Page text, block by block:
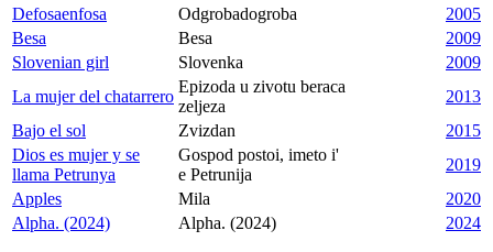
Defosaenfosa
Odgrobadogroba
2005
Besa
Besa
2009
Slovenian girl
Slovenka
2009
La mujer del chatarrero
Epizoda u zivotu beraca
zeljeza
2013
Bajo el sol
Zvizdan
2015
Dios es mujer y se
llama Petrunya
Gospod postoi, imeto i'
e Petrunija
2019
Apples
Mila
2020
Alpha. (2024)
Alpha. (2024) 2024